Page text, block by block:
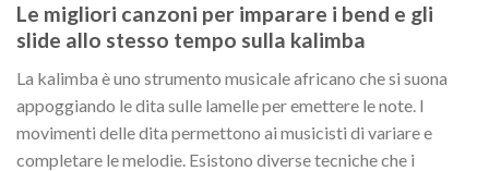
Le migliori canzoni per imparare i bend e gli
slide allo stesso tempo sulla kalimba
La kalimba è uno strumento musicale africano che si suona
appoggiando le dita sulle lamelle per emettere le note. I
movimenti delle dita permettono ai musicisti di variare e
completare le melodie. Esistono diverse tecniche che i